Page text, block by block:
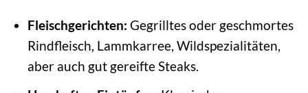
Fleischgerichten: Gegrilltes oder geschmortes
Rindfleisch, Lammkarree, Wildspezialitäten,
aber auch gut gereifte Steaks.